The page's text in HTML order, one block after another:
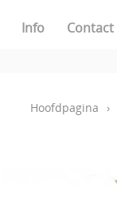
Info Contact
Hoofdpagina ›